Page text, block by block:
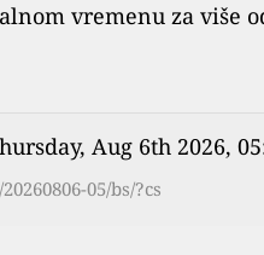
vremenu za više
Aug 6th 2026,
05/bs/?cs